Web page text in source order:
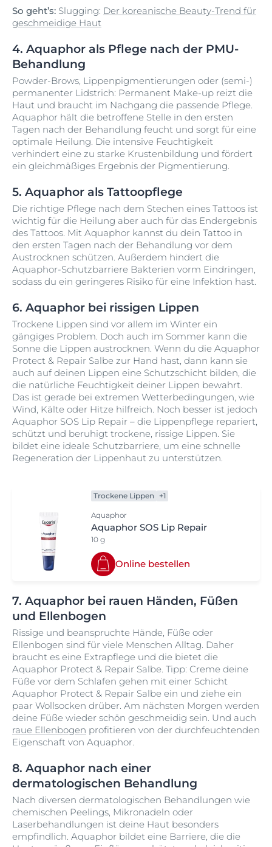
So geht’s: Slugging: Der koreanische Beauty-Trend für
geschmeidige Haut
4. Aquaphor als Pflege nach der PMU-
Behandlung
Powder-Brows, Lippenpigmentierungen oder (semi-)
permanenter Lidstrich: Permanent Make-up reizt die
Haut und braucht im Nachgang die passende Pflege.
Aquaphor hält die betroffene Stelle in den ersten
Tagen nach der Behandlung feucht und sorgt für eine
optimale Heilung. Die intensive Feuchtigkeit
verhindert eine zu starke Krustenbildung und fördert
ein gleichmäßiges Ergebnis der Pigmentierung.
5. Aquaphor als Tattoopflege
Die richtige Pflege nach dem Stechen eines Tattoos ist
wichtig für die Heilung aber auch für das Endergebnis
des Tattoos. Mit Aquaphor kannst du dein Tattoo in
den ersten Tagen nach der Behandlung vor dem
Austrocknen schützen. Außerdem hindert die
Aquaphor-Schutzbarriere Bakterien vorm Eindringen,
sodass du ein geringeres Risiko für eine Infektion hast.
6. Aquaphor bei rissigen Lippen
Trockene Lippen sind vor allem im Winter ein
gängiges Problem. Doch auch im Sommer kann die
Sonne die Lippen austrocknen. Wenn du die Aquaphor
Protect & Repair Salbe zur Hand hast, dann kann sie
auch auf deinen Lippen eine Schutzschicht bilden, die
die natürliche Feuchtigkeit deiner Lippen bewahrt.
Das ist gerade bei extremen Wetterbedingungen, wie
Wind, Kälte oder Hitze hilfreich. Noch besser ist jedoch
Aquaphor SOS Lip Repair – die Lippenpflege repariert,
schützt und beruhigt trockene, rissige Lippen. Sie
bildet eine ideale Schutzbarriere, um eine schnelle
Regeneration der Lippenhaut zu unterstützen.
Trockene Lippen +1
Aquaphor
Aquaphor SOS Lip Repair
10 g
Online bestellen
7. Aquaphor bei rauen Händen, Füßen
und Ellenbogen
Rissige und beanspruchte Hände, Füße oder
Ellenbogen sind für viele Menschen Alltag. Daher
braucht es eine Extrapflege und die bietet die
Aquaphor Protect & Repair Salbe. Tipp: Creme deine
Füße vor dem Schlafen gehen mit einer Schicht
Aquaphor Protect & Repair Salbe ein und ziehe ein
paar Wollsocken drüber. Am nächsten Morgen werden
deine Füße wieder schön geschmeidig sein. Und auch
raue Ellenbogen profitieren von der durchfeuchtenden
Eigenschaft von Aquaphor.
8. Aquaphor nach einer
dermatologischen Behandlung
Nach diversen dermatologischen Behandlungen wie
chemischen Peelings, Mikronadeln oder
Laserbehandlungen ist deine Haut besonders
empfindlich. Aquaphor bildet eine Barriere, die die